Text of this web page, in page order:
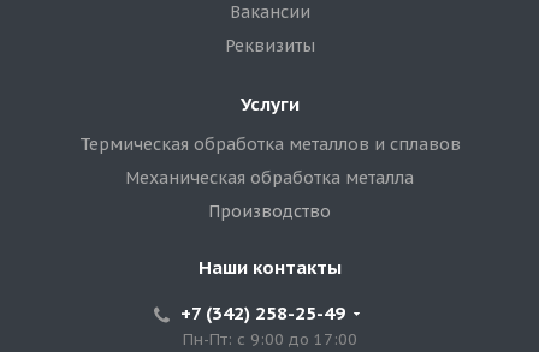
Вакансии
Реквизиты
Услуги
Термическая обработка металлов и сплавов
Механическая обработка металла
Производство
Наши контакты
+7 (342) 258-25-49
Пн-Пт: с 9:00 до 17:00